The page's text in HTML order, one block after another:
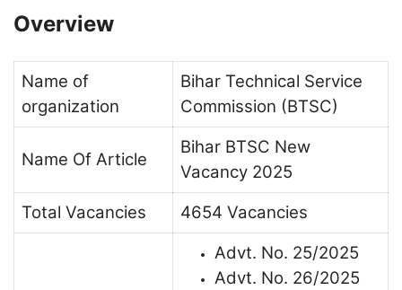
Overview
Name of
organization
Bihar Technical Service
Commission (BTSC)
Name Of Article
Bihar BTSC New
Vacancy 2025
Total Vacancies
4654 Vacancies
Advt. No. 25/2025
Advt. No. 26/2025